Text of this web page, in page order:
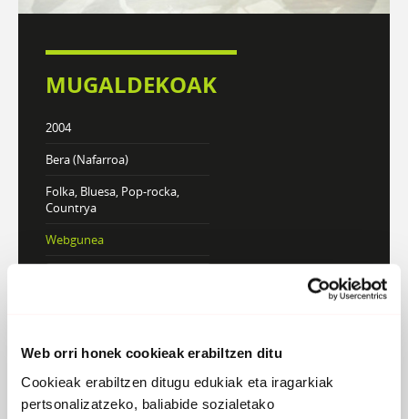
Web orri honek cookieak erabiltzen ditu
Cookieak erabiltzen ditugu edukiak eta iragarkiak
pertsonalizatzeko, baliabide sozialetako
MUGALDEKOAK
2004
Bera (Nafarroa)
Folka, Bluesa, Pop-rocka,
Countrya
Webgunea